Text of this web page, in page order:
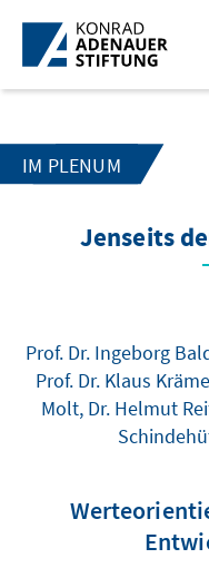
Skip to Main Content
IM PLENUM
Jenseits
Prof. Dr. Ingeborg
Prof. Dr. Klaus
Molt, Dr. Helmut